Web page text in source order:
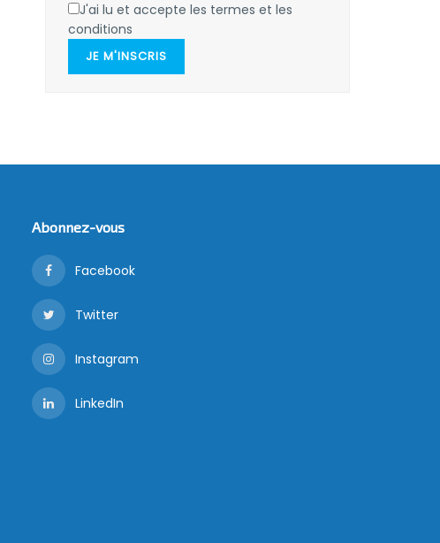
J'ai lu et accepte les termes et les
conditions
JE M'INSCRIS
Abonnez-vous
Facebook
Twitter
Instagram
LinkedIn